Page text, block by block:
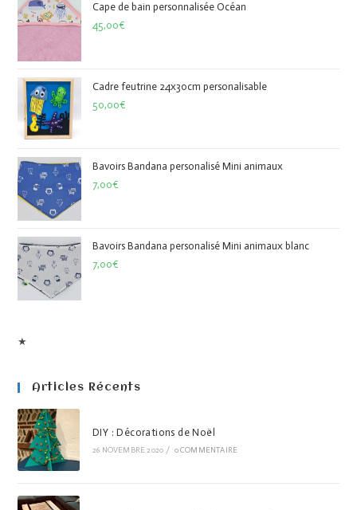
Cape de bain personnalisée Océan
45,00€
Cadre feutrine 24x30cm personalisable
50,00€
Bavoirs Bandana personalisé Mini animaux
7,00€
Bavoirs Bandana personalisé Mini animaux blanc
7,00€
★
Articles Récents
DIY : Décorations de Noël
26 NOVEMBRE 2020 / 0 COMMENTAIRE